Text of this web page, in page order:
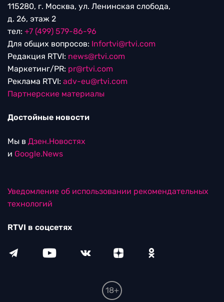
115280, г. Москва, ул. Ленинская слобода,
д. 26, этаж 2
тел: +7 (499) 579-86-96
Для общих вопросов: Infortvi@rtvi.com
Редакция RTVI: news@rtvi.com
Маркетинг/PR: pr@rtvi.com
Реклама RTVI: adv-eu@rtvi.com
Партнерские материалы
Достойные новости
Мы в Дзен.Новостях
и Google.News
Уведомление об использовании рекомендательных
технологий
RTVI в соцсетях
18+